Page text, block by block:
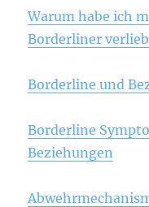
Warum habe ich
Borderliner
Borderline und
Borderline
Beziehungen